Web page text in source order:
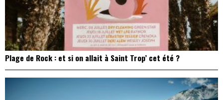
Plage de Rock : et si on allait à Saint Trop’ cet été ?